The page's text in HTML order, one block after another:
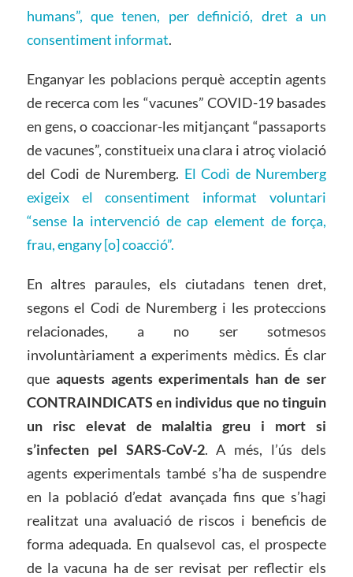
humans”, que tenen, per definició, dret a un
consentiment informat.
Enganyar les poblacions perquè acceptin agents
de recerca com les “vacunes” COVID-19 basades
en gens, o coaccionar-les mitjançant “passaports
de vacunes”, constitueix una clara i atroç violació
del Codi de Nuremberg. El Codi de Nuremberg
exigeix ​​el consentiment informat voluntari
“sense la intervenció de cap element de força,
frau, engany [o] coacció”.
En altres paraules, els ciutadans tenen dret,
segons el Codi de Nuremberg i les proteccions
relacionades, a no ser sotmesos
involuntàriament a experiments mèdics. És clar
que aquests agents experimentals han de ser
CONTRAINDICATS en individus que no tinguin
un risc elevat de malaltia greu i mort si
s’infecten pel SARS-CoV-2. A més, l’ús dels
agents experimentals també s’ha de suspendre
en la població d’edat avançada fins que s’hagi
realitzat una avaluació de riscos i beneficis de
forma adequada. En qualsevol cas, el prospecte
de la vacuna ha de ser revisat per reflectir els